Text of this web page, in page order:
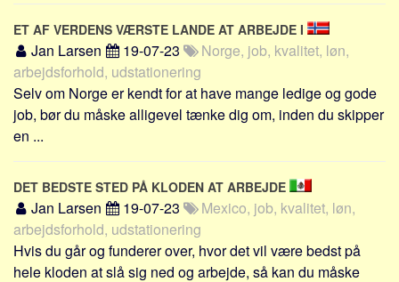
USA
Alle
Nøgleord
Bolig
Job
Virksomhed
Investering
Pension og opsparing
Forbrug
ET AF VERDENS VÆRSTE LANDE AT ARBEJDE I
Jan Larsen 19-07-23
Norge, job, kvalitet, løn,
arbejdsforhold, udstationering
Selv om Norge er kendt for at have mange ledige og gode
job, bør du måske alligevel tænke dig om, inden du skipper
en ...
DET BEDSTE STED PÅ KLODEN AT ARBEJDE
Jan Larsen 19-07-23
Mexico, job, kvalitet, løn,
arbejdsforhold, udstationering
Hvis du går og funderer over, hvor det vil være bedst på
hele kloden at slå sig ned og arbejde, så kan du måske